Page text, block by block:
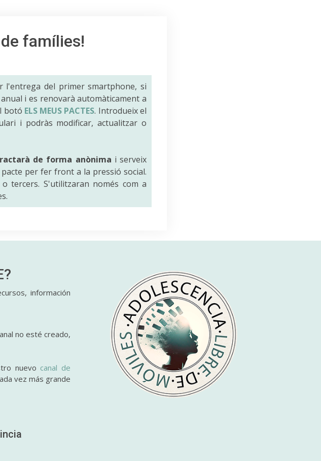
famílies!
l'entrega del primer smartphone, si
i es renovarà automàticament a
botó ELS MEUS PACTES. Introdueix el
i podràs modificar, actualitzar o
de forma anònima i serveix
per fer front a la pressió social.
tercers. S'utilitzaran només com a
información
no esté creado,
nuevo canal de
vez más grande